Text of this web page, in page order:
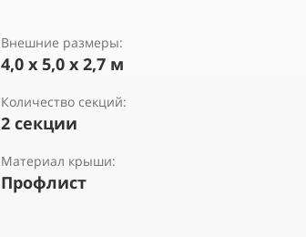
Внешние размеры:
4,0 х 5,0 х 2,7 м
Количество секций:
2 секции
Материал крыши:
Профлист